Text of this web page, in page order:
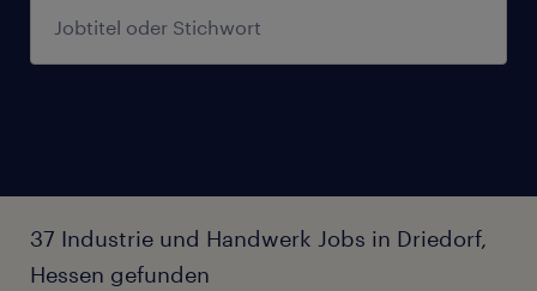
37 Industrie und Handwerk Jobs in Driedorf,
Hessen gefunden